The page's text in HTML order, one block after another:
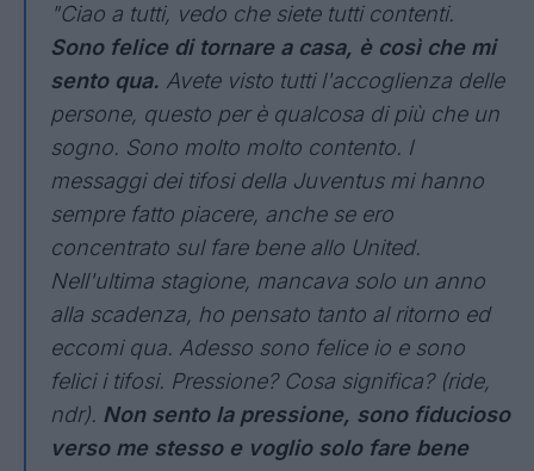
"Ciao a tutti, vedo che siete tutti contenti.
Sono felice di tornare a casa, è così che mi
sento qua. Avete visto tutti l'accoglienza delle
persone, questo per è qualcosa di più che un
sogno. Sono molto molto contento. I
messaggi dei tifosi della Juventus mi hanno
sempre fatto piacere, anche se ero
concentrato sul fare bene allo United.
Nell'ultima stagione, mancava solo un anno
alla scadenza, ho pensato tanto al ritorno ed
eccomi qua. Adesso sono felice io e sono
felici i tifosi. Pressione? Cosa significa? (ride,
ndr). Non sento la pressione, sono fiducioso
verso me stesso e voglio solo fare bene